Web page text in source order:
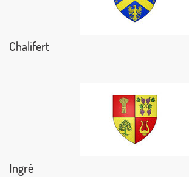
Chalifert
Ingré